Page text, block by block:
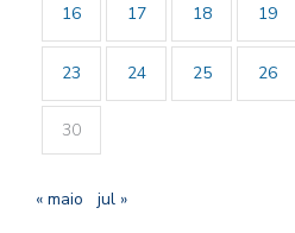
16 17 18 19
23 24 25 26
30
« maio jul »